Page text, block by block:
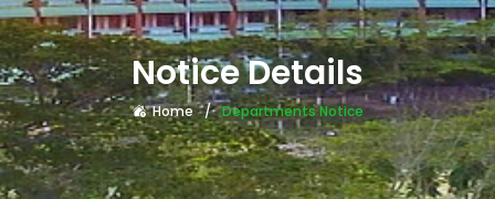
Notice Details
Home Departments Notice